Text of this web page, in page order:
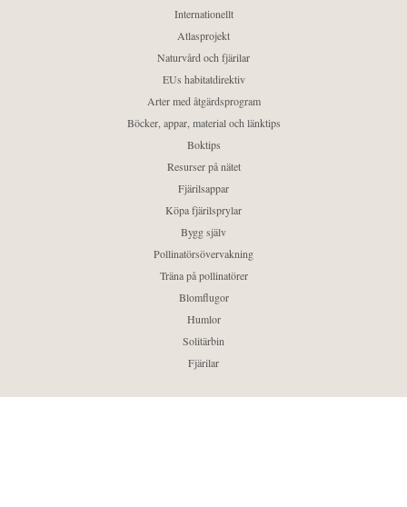
Internationellt
Atlasprojekt
Naturvård och fjärilar
EUs habitatdirektiv
Arter med åtgärdsprogram
Böcker, appar, material och länktips
Boktips
Resurser på nätet
Fjärilsappar
Köpa fjärilsprylar
Bygg själv
Pollinatörsövervakning
Träna på pollinatörer
Blomflugor
Humlor
Solitärbin
Fjärilar